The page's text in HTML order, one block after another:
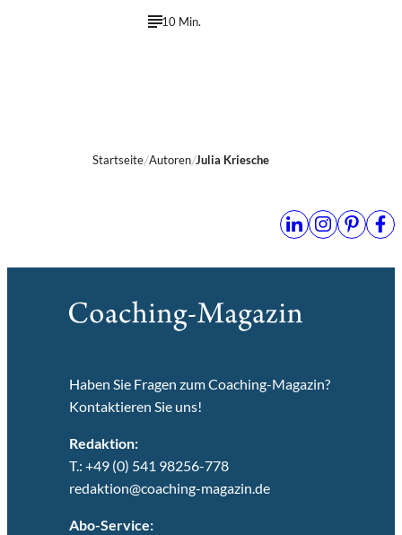
10 Min.
Startseite Autoren Julia Kriesche
Haben Sie Fragen zum Coaching-Magazin?
Kontaktieren Sie uns!
Redaktion:
T.: +49 (0) 541 98256-778
redaktion@coaching-magazin.de
Abo-Service: